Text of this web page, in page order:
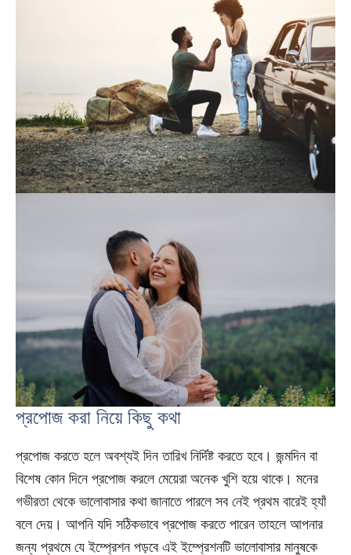
প্রপোজ করা নিয়ে কিছু কথা
প্রপোজ করতে হলে অবশ্যই দিন তারিখ নির্দিষ্ট করতে হবে। জন্মদিন বা
বিশেষ কোন দিনে প্রপোজ করলে মেয়েরা অনেক খুশি হয়ে থাকে। মনের
গভীরতা থেকে ভালোবাসার কথা জানাতে পারলে সব নেই প্রথম বারেই হ্যাঁ
বলে দেয়। আপনি যদি সঠিকভাবে প্রপোজ করতে পারেন তাহলে আপনার
জন্য প্রথমে যে ইম্প্রেশন পড়বে এই ইম্প্রেশনটি ভালোবাসার মানুষকে